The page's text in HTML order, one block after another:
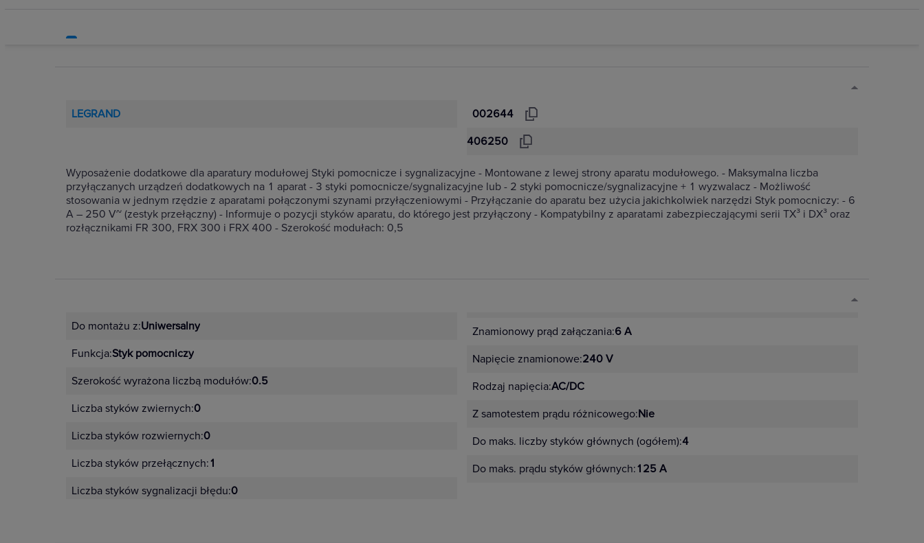
LEGRAND
002644
406250
Wyposażenie dodatkowe dla aparatury modułowej Styki pomocnicze i sygnalizacyjne - Montowane z lewej strony aparatu modułowego. - Maksymalna liczba
przyłączanych urządzeń dodatkowych na 1 aparat - 3 styki pomocnicze/sygnalizacyjne lub - 2 styki pomocnicze/sygnalizacyjne + 1 wyzwalacz - Możliwość
stosowania w jednym rzędzie z aparatami połączonymi szynami przyłączeniowymi - Przyłączanie do aparatu bez użycia jakichkolwiek narzędzi Styk pomocniczy: - 6
A – 250 V~ (zestyk przełączny) - Informuje o pozycji styków aparatu, do którego jest przyłączony - Kompatybilny z aparatami zabezpieczającymi serii TX³ i DX³ oraz
rozłącznikami FR 300, FRX 300 i FRX 400 - Szerokość modułach: 0,5
Do montażu z:Uniwersalny
Funkcja:Styk pomocniczy
Szerokość wyrażona liczbą modułów:0.5
Liczba styków zwiernych:0
Liczba styków rozwiernych:0
Liczba styków przełącznych:1
Liczba styków sygnalizacji błędu:0
Znamionowy prąd załączania:6 A
Napięcie znamionowe:240 V
Rodzaj napięcia:AC/DC
Z samotestem prądu różnicowego:Nie
Do maks. liczby styków głównych (ogółem):4
Do maks. prądu styków głównych:125 A